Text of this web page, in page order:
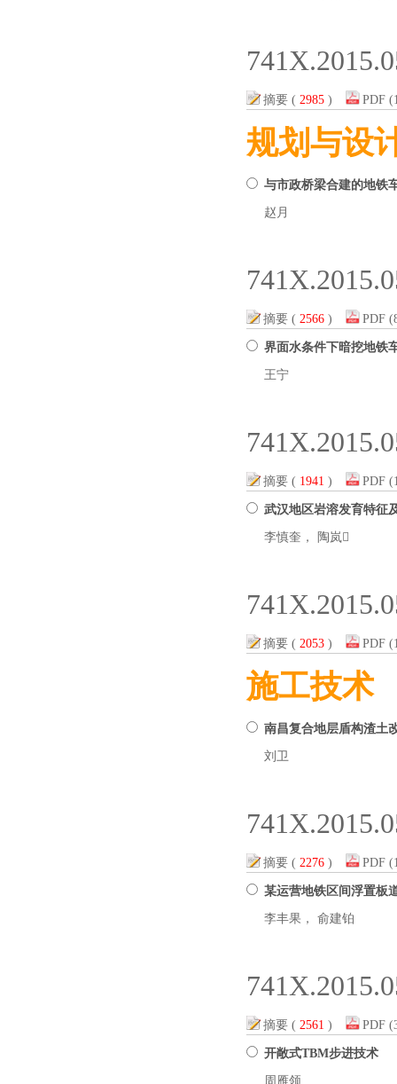
摘要 ( 2985) PDF
规划与设
与市政桥梁合建的地
赵月
摘要 ( 2566) PDF
界面水条件下暗挖地铁
王宁
摘要 ( 1941 ) PDF
武汉地区岩溶发育特征
李慎奎， 陶岚
摘要 ( 2053) PDF
施工技术
南昌复合地层盾构渣土
刘卫
摘要 ( 2276) PDF
某运营地铁区间浮置板
李丰果， 俞建铂
摘要 ( 2561 ) PDF
开敞式TBM步进技术
周雁领